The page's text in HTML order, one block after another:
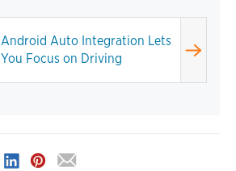
Android Auto Integration Lets
You Focus on Driving